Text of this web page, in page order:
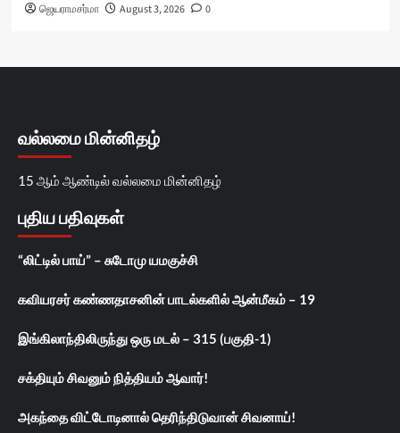
ஜெயராமசர்மா August 3, 2026 0
வல்லமை மின்னிதழ்
15 ஆம் ஆண்டில் வல்லமை மின்னிதழ்
புதிய பதிவுகள்
“லிட்டில் பாய்” – சுடோமு யமகுச்சி
கவியரசர் கண்ணதாசனின் பாடல்களில் ஆன்மீகம் – 19
இங்கிலாந்திலிருந்து ஒரு மடல் – 315 (பகுதி-1)
சக்தியும் சிவனும் நித்தியம் ஆவார்!
அகந்தை விட்டோடினால் தெரிந்திடுவான் சிவனாய்!